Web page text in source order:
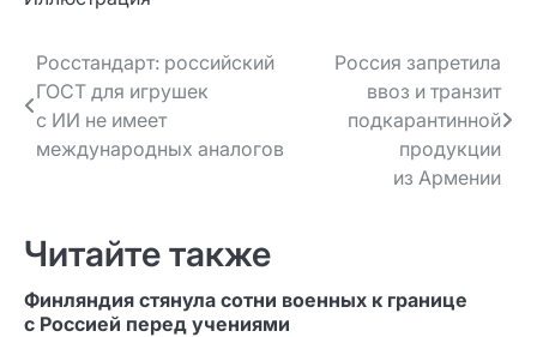
Навигация
по записям
Росстандарт: российский
ГОСТ для игрушек
с ИИ не имеет
международных аналогов
Россия запретила
ввоз и транзит
подкарантинной
продукции
из Армении
Читайте также
Финляндия стянула сотни военных к границе
с Россией перед учениями